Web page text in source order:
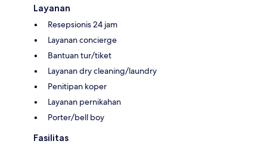
Layanan
Resepsionis 24 jam
Layanan concierge
Bantuan tur/tiket
Layanan dry cleaning/laundry
Penitipan koper
Layanan pernikahan
Porter/bell boy
Fasilitas